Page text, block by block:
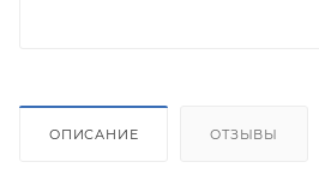
ОПИСАНИЕ ОТЗЫВЫ